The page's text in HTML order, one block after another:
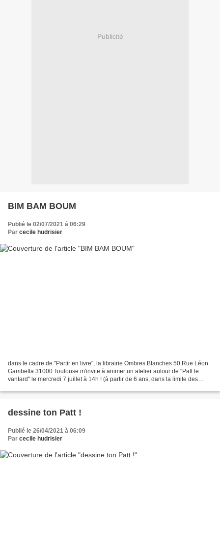
Publicité
BIM BAM BOUM
Publié le 02/07/2021 à 06:29
Par cecile hudrisier
dans le cadre de "Partir en livre", la librairie Ombres Blanches 50 Rue Léon
Gambetta 31000 Toulouse m'invite à animer un atelier autour de "Patt le
vantard" le mercredi 7 juillet à 14h ! (à partir de 6 ans, dans la limite des
dessine ton Patt !
Publié le 26/04/2021 à 06:09
Par cecile hudrisier